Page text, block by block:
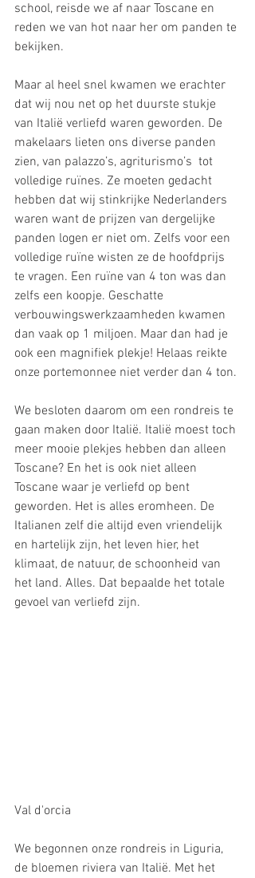
school, reisde we af naar Toscane en
reden we van hot naar her om panden te
bekijken.
Maar al heel snel kwamen we erachter
dat wij nou net op het duurste stukje
van Italië verliefd waren geworden. De
makelaars lieten ons diverse panden
zien, van palazzo’s, agriturismo’s  tot
volledige ruïnes. Ze moeten gedacht
hebben dat wij stinkrijke Nederlanders
waren want de prijzen van dergelijke
panden logen er niet om. Zelfs voor een
volledige ruïne wisten ze de hoofdprijs
te vragen. Een ruïne van 4 ton was dan
zelfs een koopje. Geschatte
verbouwingswerkzaamheden kwamen
dan vaak op 1 miljoen. Maar dan had je
ook een magnifiek plekje! Helaas reikte
onze portemonnee niet verder dan 4 ton.
We besloten daarom om een rondreis te
gaan maken door Italië. Italië moest toch
meer mooie plekjes hebben dan alleen
Toscane? En het is ook niet alleen
Toscane waar je verliefd op bent
geworden. Het is alles eromheen. De
Italianen zelf die altijd even vriendelijk
en hartelijk zijn, het leven hier, het
klimaat, de natuur, de schoonheid van
het land. Alles. Dat bepaalde het totale
gevoel van verliefd zijn.
Val d'orcia
We begonnen onze rondreis in Liguria,
de bloemen riviera van Italië. Met het